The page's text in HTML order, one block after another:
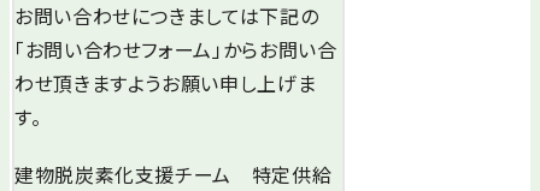
お問い合わせにつきましては下記の
「お問い合わせフォーム」からお問い合
わせ頂きますようお願い申し上げま
す。
建物脱炭素化支援チーム 特定供給